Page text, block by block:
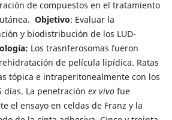
de compuestos en el tratamiento
Objetivo: Evaluar la
y biodistribución de los LUD-
Los trasnferosomas fueron
de película lipídica. Ratas
tópica e intraperitonealmente con los
La penetración ex vivofue
el ensayo en celdas de Franz y la